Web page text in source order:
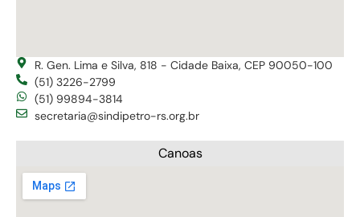
R. Gen. Lima e Silva, 818 - Cidade Baixa, CEP 90050-100
(51) 3226-2799
(51) 99894-3814
secretaria@sindipetro-rs.org.br
Canoas